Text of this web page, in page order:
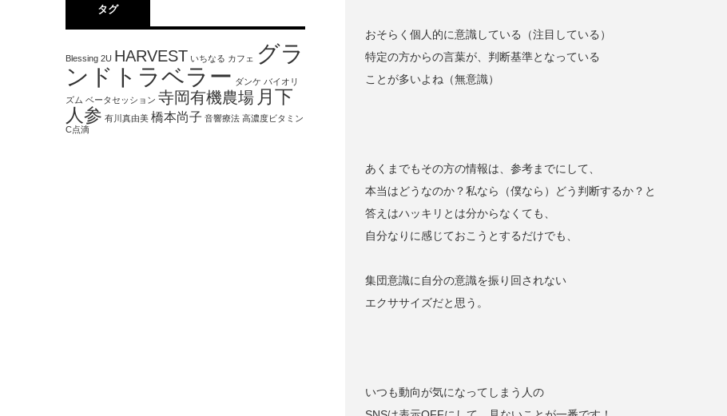
おそらく個人的に意識している（注目している）
特定の方からの言葉が、判断基準となっている
ことが多いよね（無意識）
あくまでもその方の情報は、参考までにして、
本当はどうなのか？私なら（僕なら）どう判断するか？と
答えはハッキリとは分からなくても、
自分なりに感じておこうとするだけでも、
集団意識に自分の意識を振り回されない
エクササイズだと思う。
いつも動向が気になってしまう人の
タグ
Blessing 2U HARVEST いちなる カフェ
グラ
ンドトラベラー ダンケ バイオリ
ズム ベータセッション 寺岡有機農場 月下
人参 有川真由美 橋本尚子 音響療法 高濃度ビタミン
C点滴